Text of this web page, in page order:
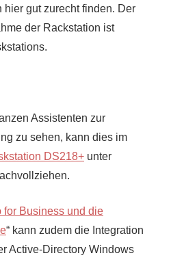
gut zurecht finden. Der
der Rackstation ist
Assistenten zur
zu sehen, kann dies im
DS218+ unter
for Business und die
“ kann zudem die Integration
Active-Directory Windows